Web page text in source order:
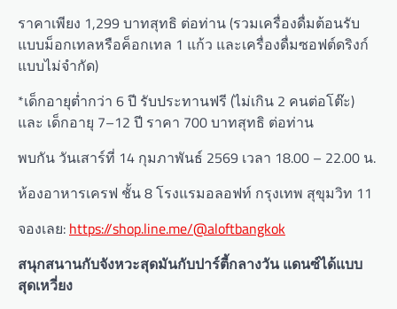
ราคาเพียง 1,299 บาทสุทธิ ต่อท่าน (รวมเครื่องดื่มต้อนรับ
แบบม็อกเทลหรือค็อกเทล 1 แก้ว และเครื่องดื่มซอฟต์ดริงก์
แบบไม่จำกัด)
*เด็กอายุต่ำกว่า 6 ปี รับประทานฟรี (ไม่เกิน 2 คนต่อโต๊ะ)
และ เด็กอายุ 7–12 ปี ราคา 700 บาทสุทธิ ต่อท่าน
พบกัน วันเสาร์ที่ 14 กุมภาพันธ์ 2569 เวลา 18.00 – 22.00 น.
ห้องอาหารเครฟ ชั้น 8 โรงแรมอลอฟท์ กรุงเทพ สุขุมวิท 11
จองเลย: https://shop.line.me/@aloftbangkok
สนุกสนานกับจังหวะสุดมันกับปาร์ตี้กลางวัน แดนซ์ได้แบบ
สุดเหวี่ยง